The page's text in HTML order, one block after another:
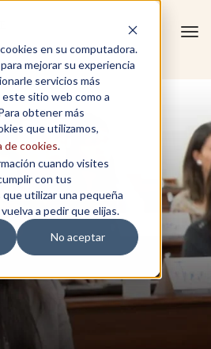
en su computadora.
mejorar su experiencia
servicios más
sitio web como a
obtener más
que utilizamos,
de cookies.
cuando visites
con tus
utilizar una pequeña
a pedir que elijas.
No aceptar